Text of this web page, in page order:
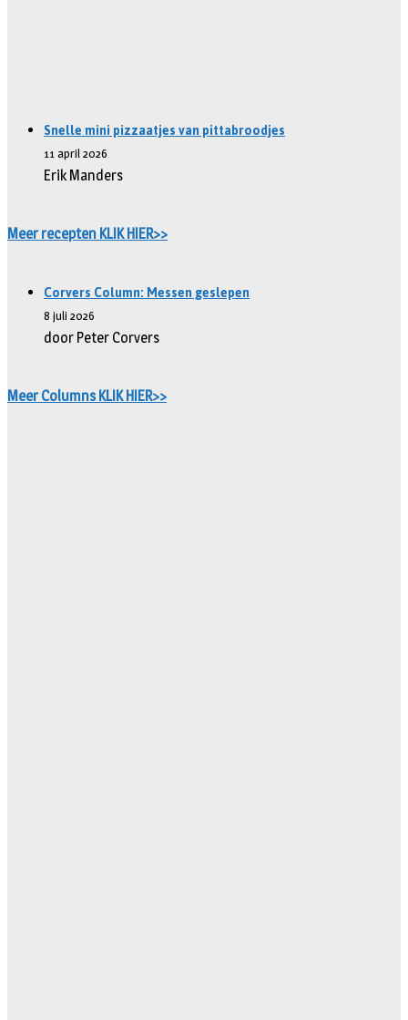
Snelle mini pizzaatjes van pittabroodjes
11 april 2026
Erik Manders
Meer recepten KLIK HIER>>
Corvers Column: Messen geslepen
8 juli 2026
door Peter Corvers
Meer Columns KLIK HIER>>